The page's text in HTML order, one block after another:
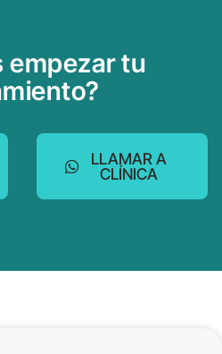
empezar tu
LLAMAR A
CLÍNICA